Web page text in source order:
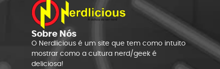
Sobre Nós
O Nerdlicious é um site que tem como intuito
mostrar como a cultura nerd/geek é
deliciosa!